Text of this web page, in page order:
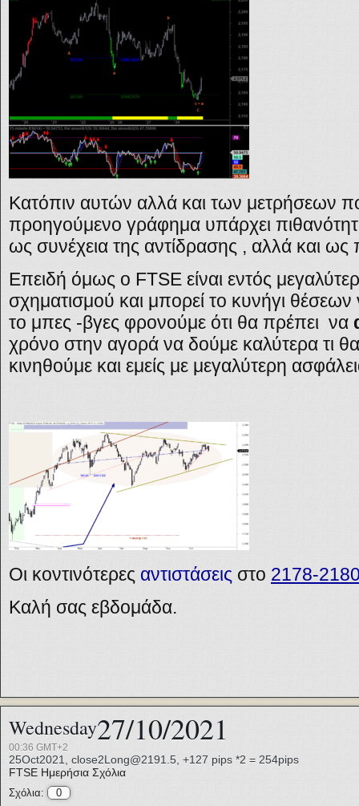
Κατόπιν αυτών αλλά και των μετρήσεων
προηγούμενο γράφημα υπάρχει
ως συνέχεια της αντίδρασης , αλλά και
Επειδή όμως ο FTSE είναι εντός
σχηματισμού και μπορεί το κυνήγι
το μπες -βγες φρονούμε ότι θα πρέπει να
χρόνο στην αγορά να δούμε καλύτερα τι
κινηθούμε και εμείς με μεγαλύτερη
Οι κοντινότερες αντιστάσεις στο 2178-
Καλή σας εβδομάδα.
Wednesday27/10/2021
00:36 GMT+2
25Oct2021, close2Long@2191.5, +127 pips *2 = 254pips
FTSE Ημερήσια Σχόλια
Σχόλια: 0